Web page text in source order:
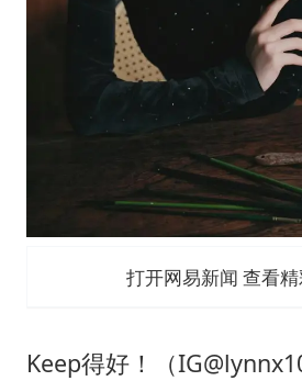
打开网易新闻 查看
Keep得好！（